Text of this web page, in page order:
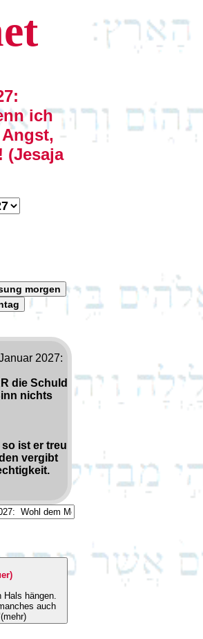
ich
(Jesaja
morgen
2027:
die Schuld
nichts
ist er treu
vergibt
hängen.
auch